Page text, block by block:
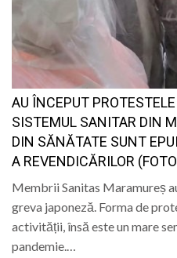
AU ÎNCEPUT
SISTEMUL SANITAR DIN
DIN SĂNĂTATE SUNT
A REVENDICĂRILOR
Membrii Sanitas Maramureș
greva japoneză. Forma de
activității, însă este un mare
pandemie.…